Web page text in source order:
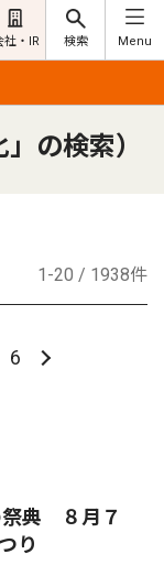
社・IR 検索 Menu
の検索）
1-20 / 1938件
6
祭典 ８月７
り